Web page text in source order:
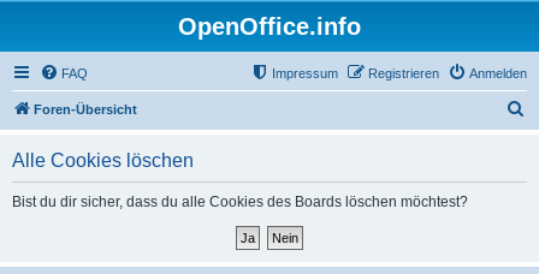
OpenOffice.info
FAQ Anmelden
Registrieren
Impressum
Foren-Übersicht
Alle Cookies löschen
Bist du dir sicher, dass du alle Cookies des Boards löschen möchtest?